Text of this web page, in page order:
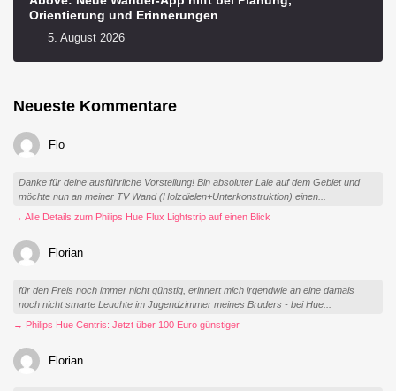
Orientierung und Erinnerungen
5. August 2026
Neueste Kommentare
Flo
Danke für deine ausführliche Vorstellung! Bin absoluter Laie auf dem Gebiet und
möchte nun an meiner TV Wand (Holzdielen+Unterkonstruktion) einen...
→ Alle Details zum Philips Hue Flux Lightstrip auf einen Blick
Florian
für den Preis noch immer nicht günstig, erinnert mich irgendwie an eine damals
noch nicht smarte Leuchte im Jugendzimmer meines Bruders - bei Hue...
→ Philips Hue Centris: Jetzt über 100 Euro günstiger
Florian